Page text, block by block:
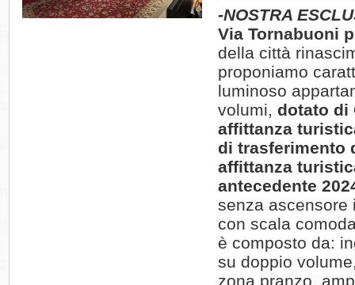
-NOSTRA
Via Tornabuoni
della città
proponiamo
luminoso
volumi, dotato di
affittanza
di trasferimento
affittanza
antecedente
senza ascensore
con scala
è composto da:
su doppio
zona pranzo,